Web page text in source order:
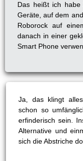
Das heißt ich
Geräte, auf dem
Roborock auf
danach in einer
Smart Phone
Ja, das klingt
schon so
erfinderisch sein.
Alternative und
sich die Abstriche